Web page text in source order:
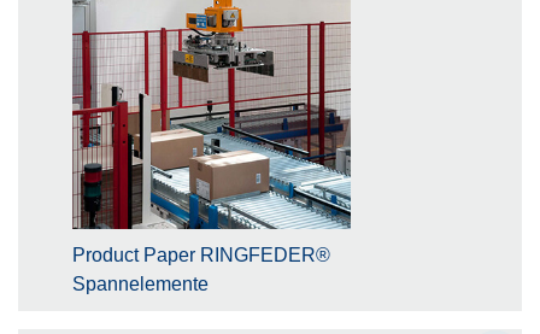
Product Paper RINGFEDER®
Spannelemente